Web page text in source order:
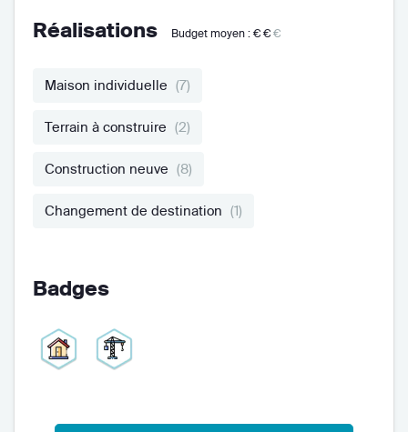
Réalisations Budget moyen : €€€
Maison individuelle (7)
Terrain à construire (2)
Construction neuve (8)
Changement de destination (1)
Badges